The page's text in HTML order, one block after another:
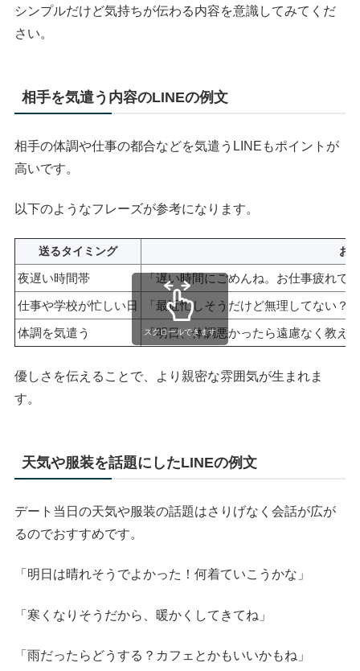
シンプルだけど気持ちが伝わる内容を意識してみてくだ
さい。
相手を気遣う内容のLINEの例文
相手の体調や仕事の都合などを気遣うLINEもポイントが
高いです。
以下のようなフレーズが参考になります。
送るタイミング お
夜遅い時間帯
「遅い時間にごめんね。お仕事疲れて
仕事や学校が忙しい日
「最近忙しそうだけど無理してない？
体調を気遣う
「明日、体調悪かったら遠慮なく教え
スクロールできます
優しさを伝えることで、より親密な雰囲気が生まれま
す。
天気や服装を話題にしたLINEの例文
デート当日の天気や服装の話題はさりげなく会話が広が
るのでおすすめです。
「明日は晴れそうでよかった！何着ていこうかな」
「寒くなりそうだから、暖かくしてきてね」
「雨だったらどうする？カフェとかもいいかもね」